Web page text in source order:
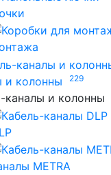
и колонны
229
каналы и колонны
METRA